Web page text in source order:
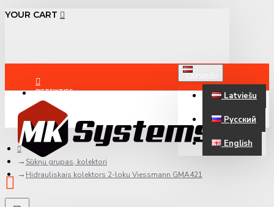
YOUR CART
PIETEIKTIES
REĢISTRĒTIES
Latviešu
Русский
English
Sūkņu grupas, kolektori
Hidrauliskais kolektors 2-loku Viessmann GMA421